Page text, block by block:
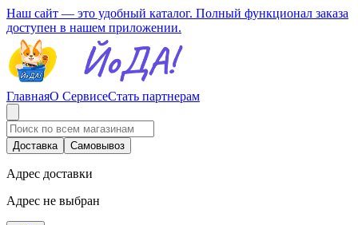
Наш сайт — это удобный каталог. Полный функционал заказа
доступен в нашем приложении.
ГлавнаяО СервисеСтать партнерам
Доставка Самовывоз
Адрес доставки
Адрес не выбран